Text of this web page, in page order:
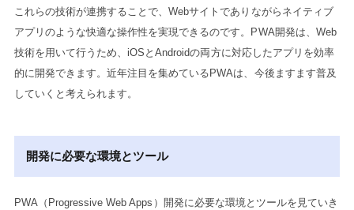
これらの技術が連携することで、Webサイトでありながらネイティブ
アプリのような快適な操作性を実現できるのです。PWA開発は、Web
技術を用いて行うため、iOSとAndroidの両方に対応したアプリを効率
的に開発できます。近年注目を集めているPWAは、今後ますます普及
していくと考えられます。
開発に必要な環境とツール
PWA（Progressive Web Apps）開発に必要な環境とツールを見ていき